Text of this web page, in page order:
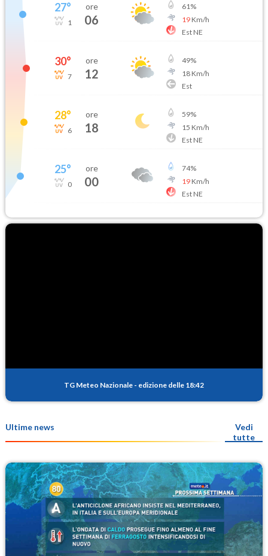
27°
1
ore
06
61%
19Km/h
Est NE
30°
7
ore
12
49%
18Km/h
Est
28°
6
ore
18
59%
15 Km/h
Est NE
25°
0
ore
00
74%
19Km/h
Est NE
TG Meteo Nazionale - edizione delle 18:42
Ultime news
Vedi
tutte